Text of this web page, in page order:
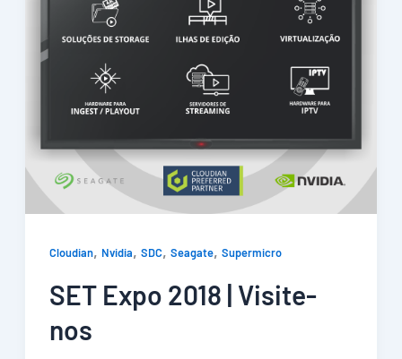
Cloudian, Nvidia, SDC, Seagate, Supermicro
SET Expo 2018 | Visite-
nos